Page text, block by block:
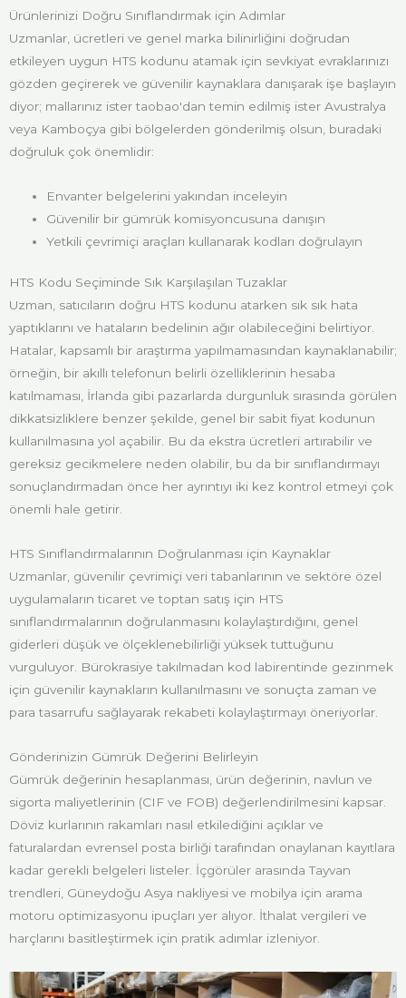
Ürünlerinizi Doğru Sınıflandırmak için Adımlar
Uzmanlar, ücretleri ve genel marka bilinirliğini doğrudan
etkileyen uygun HTS kodunu atamak için sevkiyat evraklarınızı
gözden geçirerek ve güvenilir kaynaklara danışarak işe başlayın
diyor; mallarınız ister taobao'dan temin edilmiş ister Avustralya
veya Kamboçya gibi bölgelerden gönderilmiş olsun, buradaki
doğruluk çok önemlidir:
Envanter belgelerini yakından inceleyin
Güvenilir bir gümrük komisyoncusuna danışın
Yetkili çevrimiçi araçları kullanarak kodları doğrulayın
HTS Kodu Seçiminde Sık Karşılaşılan Tuzaklar
Uzman, satıcıların doğru HTS kodunu atarken sık sık hata
yaptıklarını ve hataların bedelinin ağır olabileceğini belirtiyor.
Hatalar, kapsamlı bir araştırma yapılmamasından kaynaklanabilir;
örneğin, bir akıllı telefonun belirli özelliklerinin hesaba
katılmaması, İrlanda gibi pazarlarda durgunluk sırasında görülen
dikkatsizliklere benzer şekilde, genel bir sabit fiyat kodunun
kullanılmasına yol açabilir. Bu da ekstra ücretleri artırabilir ve
gereksiz gecikmelere neden olabilir, bu da bir sınıflandırmayı
sonuçlandırmadan önce her ayrıntıyı iki kez kontrol etmeyi çok
önemli hale getirir.
HTS Sınıflandırmalarının Doğrulanması için Kaynaklar
Uzmanlar, güvenilir çevrimiçi veri tabanlarının ve sektöre özel
uygulamaların ticaret ve toptan satış için HTS
sınıflandırmalarının doğrulanmasını kolaylaştırdığını, genel
giderleri düşük ve ölçeklenebilirliği yüksek tuttuğunu
vurguluyor. Bürokrasiye takılmadan kod labirentinde gezinmek
için güvenilir kaynakların kullanılmasını ve sonuçta zaman ve
para tasarrufu sağlayarak rekabeti kolaylaştırmayı öneriyorlar.
Gönderinizin Gümrük Değerini Belirleyin
Gümrük değerinin hesaplanması, ürün değerinin, navlun ve
sigorta maliyetlerinin (CIF ve FOB) değerlendirilmesini kapsar.
Döviz kurlarının rakamları nasıl etkilediğini açıklar ve
faturalardan evrensel posta birliği tarafından onaylanan kayıtlara
kadar gerekli belgeleri listeler. İçgörüler arasında Tayvan
trendleri, Güneydoğu Asya nakliyesi ve mobilya için arama
motoru optimizasyonu ipuçları yer alıyor. İthalat vergileri ve
harçlarını basitleştirmek için pratik adımlar izleniyor.